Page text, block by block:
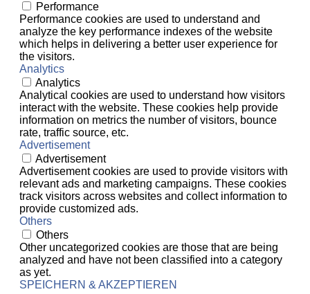
Performance
Performance cookies are used to understand and
analyze the key performance indexes of the website
which helps in delivering a better user experience for
the visitors.
Analytics
Analytics
Analytical cookies are used to understand how visitors
interact with the website. These cookies help provide
information on metrics the number of visitors, bounce
rate, traffic source, etc.
Advertisement
Advertisement
Advertisement cookies are used to provide visitors with
relevant ads and marketing campaigns. These cookies
track visitors across websites and collect information to
provide customized ads.
Others
Others
Other uncategorized cookies are those that are being
analyzed and have not been classified into a category
as yet.
SPEICHERN & AKZEPTIEREN